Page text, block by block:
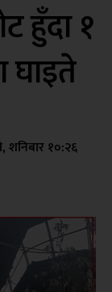
हुँदा १
घाइते
शनिबार १०:२६